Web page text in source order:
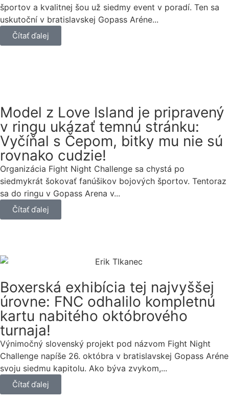
športov a kvalitnej šou už siedmy event v poradí. Ten sa
uskutoční v bratislavskej Gopass Aréne...
Čítať ďalej
Model z Love Island je pripravený
v ringu ukázať temnú stránku:
Vyčíňal s Čepom, bitky mu nie sú
rovnako cudzie!
Organizácia Fight Night Challenge sa chystá po
siedmykrát šokovať fanúšikov bojových športov. Tentoraz
sa do ringu v Gopass Arena v...
Čítať ďalej
Boxerská exhibícia tej najvyššej
úrovne: FNC odhalilo kompletnú
kartu nabitého októbrového
turnaja!
Výnimočný slovenský projekt pod názvom Fight Night
Challenge napíše 26. októbra v bratislavskej Gopass Aréne
svoju siedmu kapitolu. Ako býva zvykom,...
Čítať ďalej